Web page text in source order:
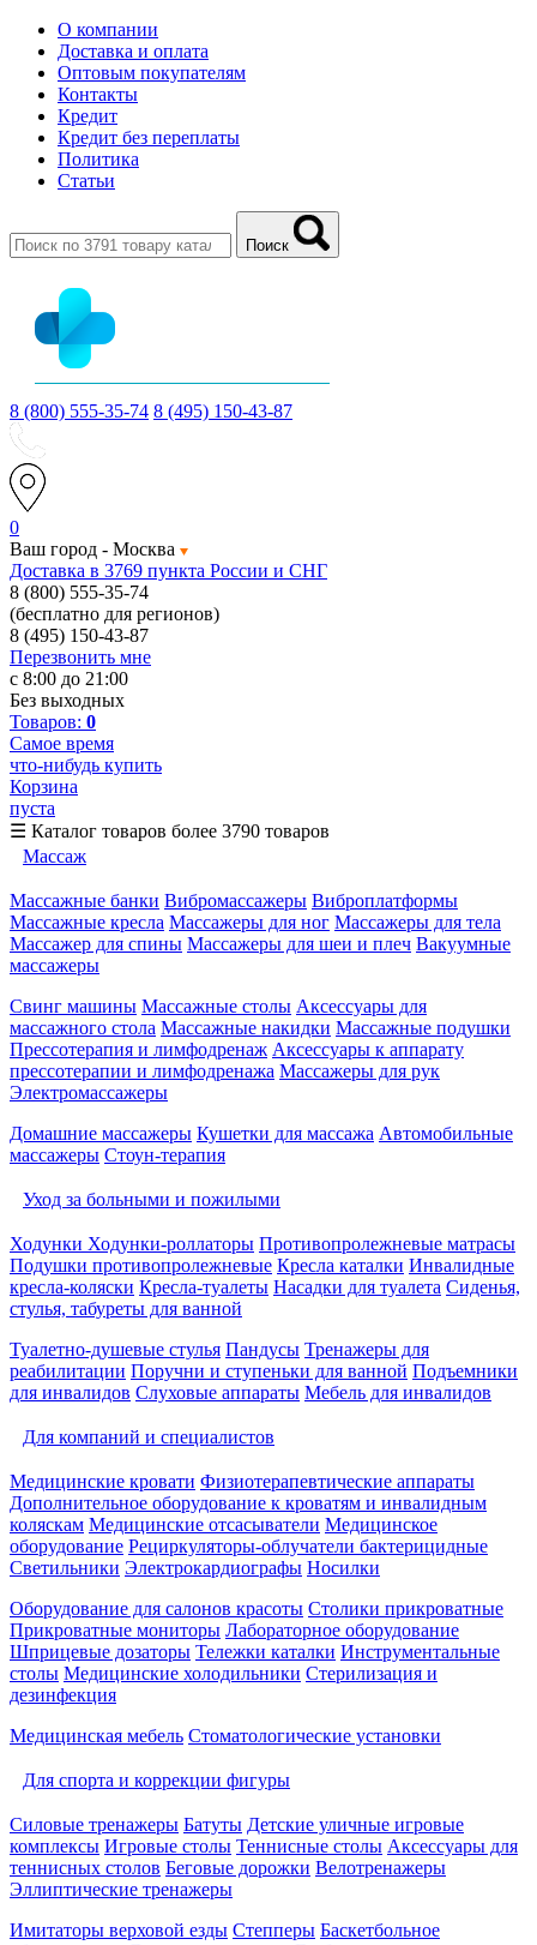
О компании
Доставка и оплата
Оптовым покупателям
Контакты
Кредит
Кредит без переплаты
Политика
Статьи
Поиск
8 (800) 555-35-74 8 (495) 150-43-87
0
Ваш город - Москва
Доставка в 3769 пункта России и СНГ
8 (800) 555-35-74
(бесплатно для регионов)
8 (495) 150-43-87
Перезвонить мне
с 8:00 до 21:00
Без выходных
Товаров: 0
Самое время
что-нибудь купить
Корзина
пуста
☰ Каталог товаров более 3790 товаров
Массаж
Массажные банки Вибромассажеры Виброплатформы
Массажные кресла Массажеры для ног Массажеры для тела
Массажер для спины Массажеры для шеи и плеч Вакуумные
массажеры
Свинг машины Массажные столы Аксессуары для
массажного стола Массажные накидки Массажные подушки
Прессотерапия и лимфодренаж Аксессуары к аппарату
прессотерапии и лимфодренажа Массажеры для рук
Электромассажеры
Домашние массажеры Кушетки для массажа Автомобильные
массажеры Стоун-терапия
Уход за больными и пожилыми
Ходунки Ходунки-роллаторы Противопролежневые матрасы
Подушки противопролежневые Кресла каталки Инвалидные
кресла-коляски Кресла-туалеты Насадки для туалета Сиденья,
стулья, табуреты для ванной
Туалетно-душевые стулья Пандусы Тренажеры для
реабилитации Поручни и ступеньки для ванной Подъемники
для инвалидов Слуховые аппараты Мебель для инвалидов
Для компаний и специалистов
Медицинские кровати Физиотерапевтические аппараты
Дополнительное оборудование к кроватям и инвалидным
коляскам Медицинские отсасыватели Медицинское
оборудование Рециркуляторы-облучатели бактерицидные
Светильники Электрокардиографы Носилки
Оборудование для салонов красоты Столики прикроватные
Прикроватные мониторы Лабораторное оборудование
Шприцевые дозаторы Тележки каталки Инструментальные
столы Медицинские холодильники Стерилизация и
дезинфекция
Медицинская мебель Стоматологические установки
Для спорта и коррекции фигуры
Силовые тренажеры Батуты Детские уличные игровые
комплексы Игровые столы Теннисные столы Аксессуары для
теннисных столов Беговые дорожки Велотренажеры
Эллиптические тренажеры
Имитаторы верховой езды Степперы Баскетбольное